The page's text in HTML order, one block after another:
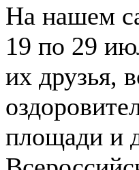
На нашем
19 по 29
их друзья,
площади и